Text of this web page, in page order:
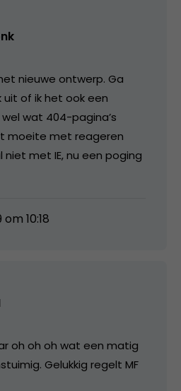
nieuwe ontwerp. Ga
of ik het ook een
wat 404-pagina’s
moeite met reageren
niet met IE, nu een poging
10:18
oh oh oh wat een matig
Gelukkig regelt MF